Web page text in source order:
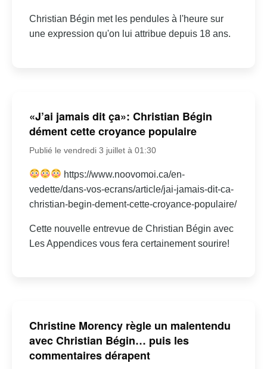
Christian Bégin met les pendules à l'heure sur
une expression qu'on lui attribue depuis 18 ans.
«J’ai jamais dit ça»: Christian Bégin
dément cette croyance populaire
Publié le vendredi 3 juillet à 01:30
https://www.noovomoi.ca/en-
vedette/dans-vos-ecrans/article/jai-jamais-dit-ca-
christian-begin-dement-cette-croyance-populaire/
Cette nouvelle entrevue de Christian Bégin avec
Les Appendices vous fera certainement sourire!
Christine Morency règle un malentendu
avec Christian Bégin… puis les
commentaires dérapent